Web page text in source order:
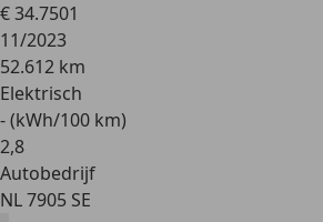
€ 34.7501
11/2023
52.612 km
Elektrisch
- (kWh/100 km)
2,8
Autobedrijf
NL 7905 SE